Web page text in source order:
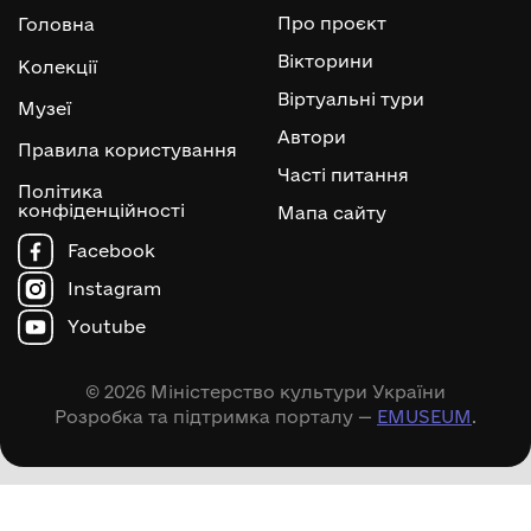
Головна
Колекції
Музеї
Правила користування
Політика
конфіденційності
Про проєкт
Вікторини
Віртуальні тури
Автори
Часті питання
Мапа сайту
Facebook
Instagram
Youtube
© 2026 Міністерство культури України
Розробка та підтримка порталу — EMUSEUM.